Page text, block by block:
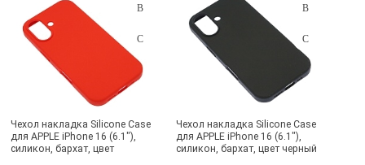
Силикон
синий
Сиреневый
Темно синий
Темно-серый
Чехол накладка Silicone Case
для APPLE iPhone 16 (6.1"),
силикон, бархат, цвет
Чехол накладка Silicone Case
для APPLE iPhone 16 (6.1"),
силикон, бархат, цвет черный